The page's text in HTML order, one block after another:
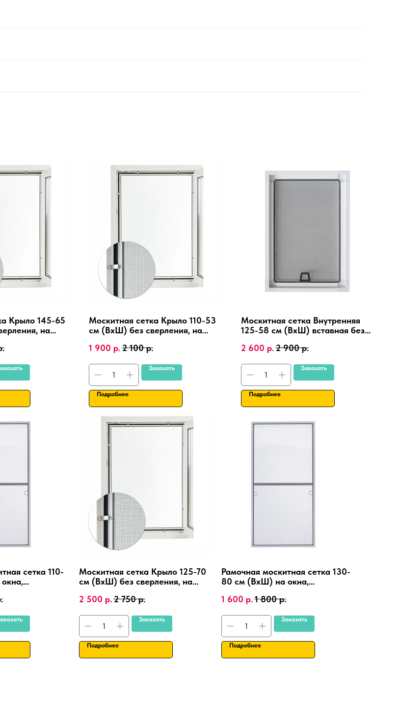
Крыло 145-65
на
Москитная сетка Крыло 110-53
см (ВхШ) без сверления, на
алюминиевая рамка.
1 900 р.2 100 р.
Заказать
Подробнее
Москитная сетка Внутренняя
125-58 см (ВхШ) вставная без
ПВХ, алюминиевая рамка.
2 600 р.2 900 р.
Заказать
Подробнее
сетка 110-
Москитная сетка Крыло 125-70
см (ВхШ) без сверления, на
алюминиевая рамка.
2 500 р.2 750 р.
Заказать
Подробнее
Рамочная москитная сетка 130-
80 см (ВхШ) на окна,
4 шт.
1 600 р.1 800 р.
Заказать
Подробнее